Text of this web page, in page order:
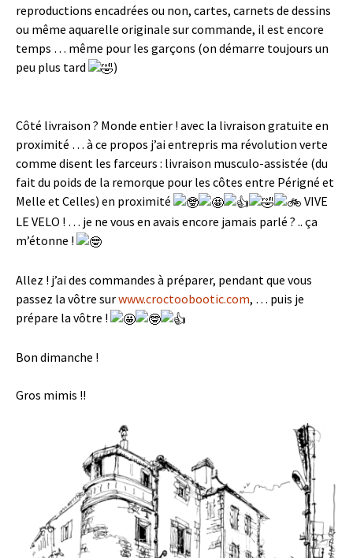
reproductions encadrées ou non, cartes, carnets de dessins
ou même aquarelle originale sur commande, il est encore
temps … même pour les garçons (on démarre toujours un
peu plus tard
)
Côté livraison ? Monde entier ! avec la livraison gratuite en
proximité … à ce propos j’ai entrepris ma révolution verte
comme disent les farceurs : livraison musculo-assistée (du
fait du poids de la remorque pour les côtes entre Périgné et
Melle et Celles) en proximité
VIVE
LE VELO ! … je ne vous en avais encore jamais parlé ? .. ça
m’étonne !
Allez ! j’ai des commandes à préparer, pendant que vous
passez la vôtre surwww.croctoobootic.com, … puis je
prépare la vôtre !
Bon dimanche !
Gros mimis !!